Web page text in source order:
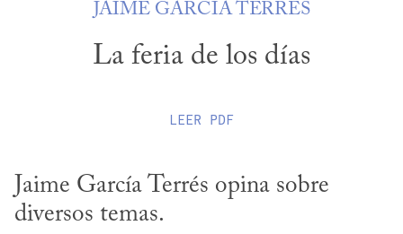
JAIME GARCÍA TERRÉS
La feria de los días
LEER PDF
Jaime García Terrés opina sobre
diversos temas.